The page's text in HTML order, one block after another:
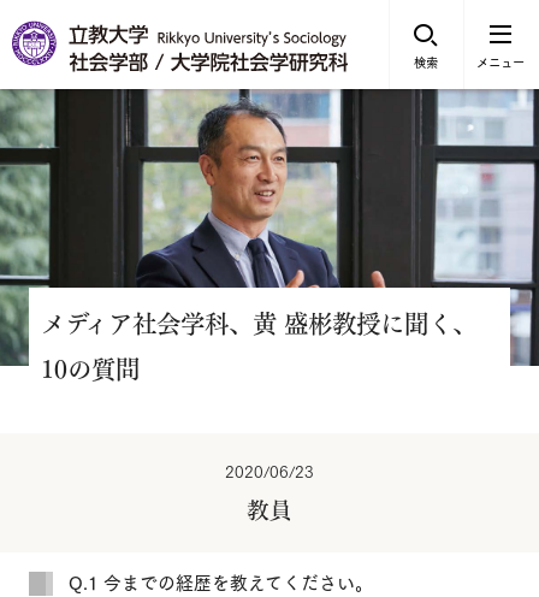
検索 メニュー
メディア社会学科、黄 盛彬教授に聞く、
10の質問
2020/06/23
教員
Q.1 今までの経歴を教えてください。